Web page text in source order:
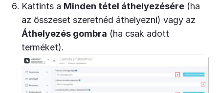
Kattints a Minden tétel áthelyezésére (ha
az összeset szeretnéd áthelyezni) vagy az
Áthelyezés gombra (ha csak adott
terméket).